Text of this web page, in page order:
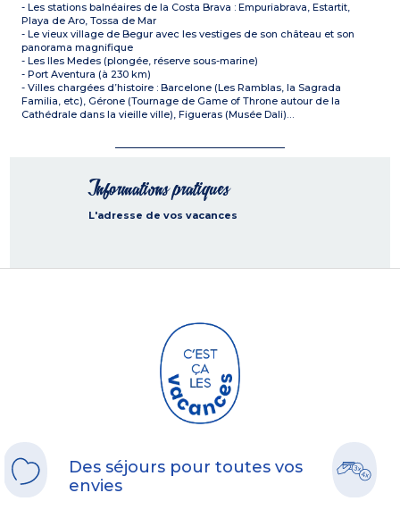
- Les stations balnéaires de la Costa Brava : Empuriabrava, Estartit,
Playa de Aro, Tossa de Mar
- Le vieux village de Begur avec les vestiges de son château et son
panorama magnifique
- Les Iles Medes (plongée, réserve sous-marine)
- Port Aventura (à 230 km)
- Villes chargées d’histoire : Barcelone (Les Ramblas, la Sagrada
Familia, etc), Gérone (Tournage de Game of Throne autour de la
Cathédrale dans la vieille ville), Figueras (Musée Dali)…
Informations pratiques
L'adresse de vos vacances
Des séjours pour toutes vos
envies